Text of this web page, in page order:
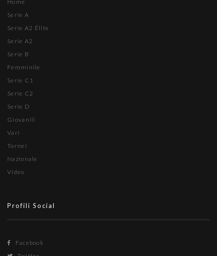
Home
Serie A
Serie A2 Élite
Serie A2
Serie B
Femminile
Serie C1
Serie C2
Serie D
Giovanili
Vari
Tornei
Nazionale
Video
Profili Social
Facebook